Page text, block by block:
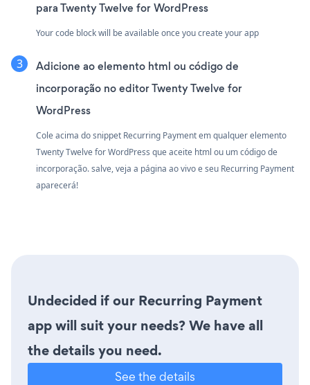
para Twenty Twelve for WordPress
Your code block will be available once you create your app
Adicione ao elemento html ou código de
incorporação no editor Twenty Twelve for
WordPress
Cole acima do snippet Recurring Payment em qualquer elemento
Twenty Twelve for WordPress que aceite html ou um código de
incorporação. salve, veja a página ao vivo e seu Recurring Payment
aparecerá!
Undecided if our Recurring Payment
app will suit your needs? We have all
the details you need.
See the details